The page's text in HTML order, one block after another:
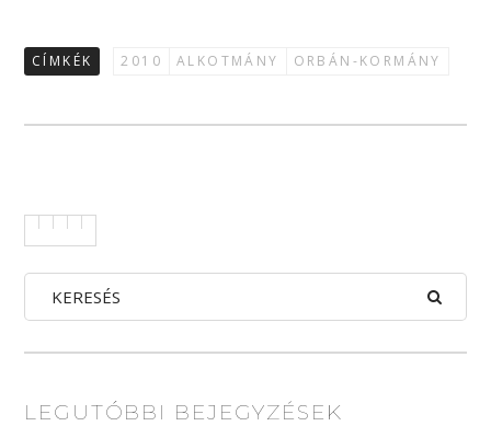
CÍMKÉK 2010 ALKOTMÁNY ORBÁN-KORMÁNY
LEGUTÓBBI BEJEGYZÉSEK